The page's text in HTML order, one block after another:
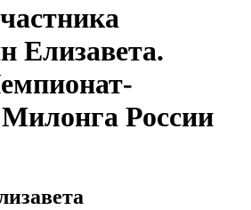
Елизавета.
России